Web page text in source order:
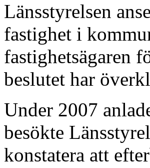
Länsstyrelsen
fastighet i
fastighetsägaren
beslutet har
Under 2007
besökte
konstatera att